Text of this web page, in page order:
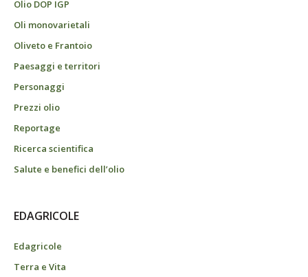
Olio DOP IGP
Oli monovarietali
Oliveto e Frantoio
Paesaggi e territori
Personaggi
Prezzi olio
Reportage
Ricerca scientifica
Salute e benefici dell’olio
EDAGRICOLE
Edagricole
Terra e Vita